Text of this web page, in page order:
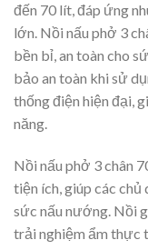
đến 70 lít, đáp ứng
lớn. Nồi nấu phở 3
bền bỉ, an toàn cho
bảo an toàn khi sử
thống điện hiện đại,
năng.
Nồi nấu phở 3 chân
tiện ích, giúp các
sức nấu nướng. Nồi
trải nghiệm ẩm thực